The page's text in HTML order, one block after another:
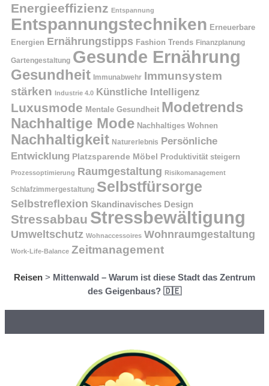
Energieeffizienz Entspannung
Entspannungstechniken Erneuerbare
Energien Ernährungstipps Fashion Trends Finanzplanung
Gartengestaltung Gesunde Ernährung
Gesundheit Immunabwehr Immunsystem
stärken Industrie 4.0 Künstliche Intelligenz
Luxusmode Mentale Gesundheit Modetrends
Nachhaltige Mode Nachhaltiges Wohnen
Nachhaltigkeit Naturerlebnis Persönliche
Entwicklung Platzsparende Möbel Produktivität steigern
Prozessoptimierung Raumgestaltung Risikomanagement
Schlafzimmergestaltung Selbstfürsorge
Selbstreflexion Skandinavisches Design
Stressabbau Stressbewältigung
Umweltschutz Wohnaccessoires Wohnraumgestaltung
Work-Life-Balance Zeitmanagement
Reisen > Mittenwald – Warum ist diese Stadt das Zentrum
des Geigenbaus? 🇩🇪